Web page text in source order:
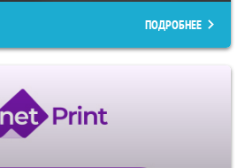
ПОДРОБНЕЕ